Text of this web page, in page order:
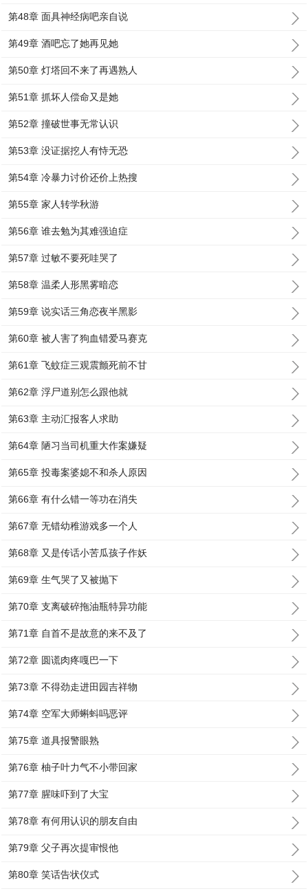
第48章 面具神经病吧亲自说
第49章 酒吧忘了她再见她
第50章 灯塔回不来了再遇熟人
第51章 抓坏人偿命又是她
第52章 撞破世事无常认识
第53章 没证据挖人有恃无恐
第54章 冷暴力讨价还价上热搜
第55章 家人转学秋游
第56章 谁去勉为其难强迫症
第57章 过敏不要死哇哭了
第58章 温柔人形黑雾暗恋
第59章 说实话三角恋夜半黑影
第60章 被人害了狗血错爱马赛克
第61章 飞蚊症三观震颤死前不甘
第62章 浮尸道别怎么跟他就
第63章 主动汇报客人求助
第64章 陋习当司机重大作案嫌疑
第65章 投毒案婆媳不和杀人原因
第66章 有什么错一等功在消失
第67章 无错幼稚游戏多一个人
第68章 又是传话小苦瓜孩子作妖
第69章 生气哭了又被抛下
第70章 支离破碎拖油瓶特异功能
第71章 自首不是故意的来不及了
第72章 圆谎肉疼嘎巴一下
第73章 不得劲走进田园吉祥物
第74章 空军大师蝌蚪吗恶评
第75章 道具报警眼熟
第76章 柚子叶力气不小带回家
第77章 腥味吓到了大宝
第78章 有何用认识的朋友自由
第79章 父子再次提审恨他
第80章 笑话告状仪式